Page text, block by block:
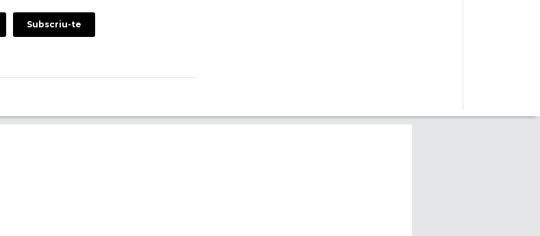
Subscriu-te